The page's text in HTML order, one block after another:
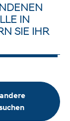
IN
SIE IHR